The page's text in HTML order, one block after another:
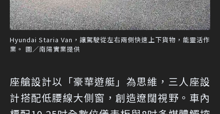
Hyundai Staria Van，讓駕駛從左右兩側快速上下貨物，能靈活作
業。 圖／南陽實業提供
座艙設計以「豪華遊艇」為思維，三人座設
計搭配低腰線大側窗，創造遼闊視野。車內